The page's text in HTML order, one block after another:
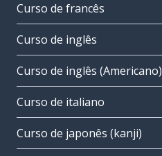
Curso de francês
Curso de inglês
Curso de inglês (Americano)
Curso de italiano
Curso de japonês (kanji)